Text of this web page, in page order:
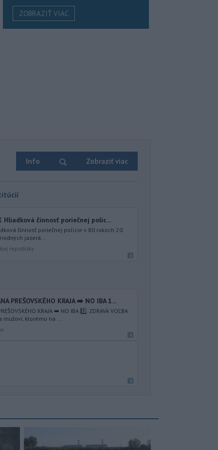
ZOBRAZIŤ VIAC
Info Zobraziť viac
Hliadková činnosť poriečnej políc...
činnosť poriečnej polície v 80 rokoch 20.
jazerá...
republiky
PREŠOVSKÉHO KRAJA ➡️ NO IBA 1️...
KRAJA ➡️ NO IBA 1️⃣. ZDRAVÁ VOĽBA
mužovi, ktorému na ...